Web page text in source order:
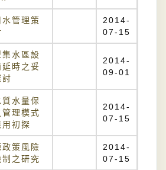
水管理策
2014-
07-15
集水區設
延時之妥
2014-
09-01
質水量保
理模式
初探
2014-
07-15
政策風險
之研究
2014-
07-15